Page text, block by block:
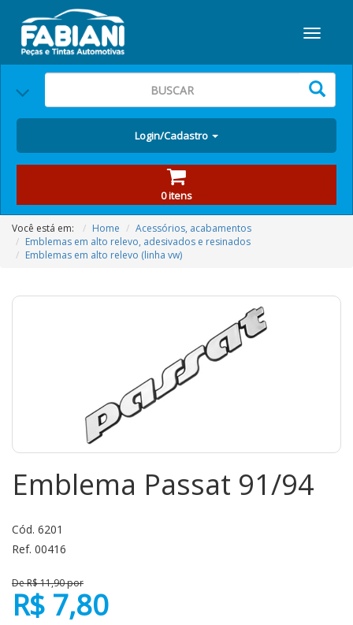
Login/Cadastro
0 itens
Você está em: Home
Acessórios, acabamentos
Emblemas em alto relevo, adesivados e resinados
Emblemas em alto relevo (linha vw)
Emblema Passat 91/94
Cód. 6201
Ref. 00416
De R$ 11,90 por
R$ 7,80